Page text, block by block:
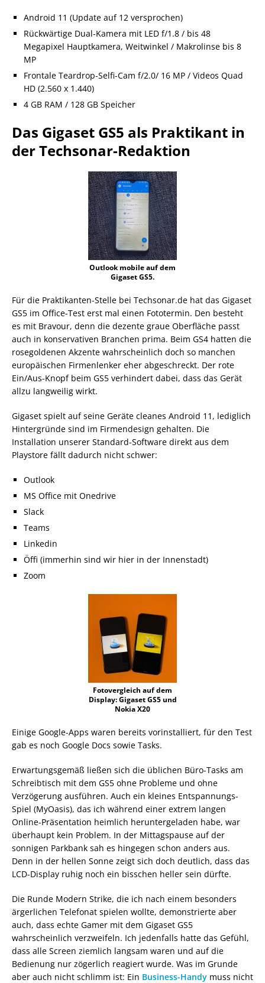
Android 11 (Update auf 12 versprochen)
Rückwärtige Dual-Kamera mit LED f/1.8 / bis 48
Megapixel Hauptkamera, Weitwinkel / Makrolinse bis 8
MP
Frontale Teardrop-Selfi-Cam f/2.0/ 16 MP / Videos Quad
HD (2.560 x 1.440)
4 GB RAM / 128 GB Speicher
Das Gigaset GS5 als Praktikant in
der Techsonar-Redaktion
Outlook mobile auf dem
Gigaset GS5.
Für die Praktikanten-Stelle bei Techsonar.de hat das Gigaset
GS5 im Office-Test erst mal einen Fototermin. Den besteht
es mit Bravour, denn die dezente graue Oberfläche passt
auch in konservativen Branchen prima. Beim GS4 hatten die
rosegoldenen Akzente wahrscheinlich doch so manchen
europäischen Firmenlenker eher abgeschreckt. Der rote
Ein/Aus-Knopf beim GS5 verhindert dabei, dass das Gerät
allzu langweilig wirkt.
Gigaset spielt auf seine Geräte cleanes Android 11, lediglich
Hintergründe sind im Firmendesign gehalten. Die
Installation unserer Standard-Software direkt aus dem
Playstore fällt dadurch nicht schwer:
Outlook
MS Office mit Onedrive
Slack
Teams
Linkedin
Öffi (immerhin sind wir hier in der Innenstadt)
Zoom
Fotovergleich auf dem
Display: Gigaset GS5 und
Nokia X20
Einige Google-Apps waren bereits vorinstalliert, für den Test
gab es noch Google Docs sowie Tasks.
Erwartungsgemäß ließen sich die üblichen Büro-Tasks am
Schreibtisch mit dem GS5 ohne Probleme und ohne
Verzögerung ausführen. Auch ein kleines Entspannungs-
Spiel (MyOasis), das ich während einer extrem langen
Online-Präsentation heimlich heruntergeladen habe, war
überhaupt kein Problem. In der Mittagspause auf der
sonnigen Parkbank sah es hingegen schon anders aus.
Denn in der hellen Sonne zeigt sich doch deutlich, dass das
LCD-Display ruhig noch ein bisschen heller sein dürfte.
Die Runde Modern Strike, die ich nach einem besonders
ärgerlichen Telefonat spielen wollte, demonstrierte aber
auch, dass echte Gamer mit dem Gigaset GS5
wahrscheinlich verzweifeln. Ich jedenfalls hatte das Gefühl,
dass alle Screen ziemlich langsam waren und auf die
Bedienung nur zögerlich reagiert wurde. Was im Grunde
aber auch nicht schlimm ist: Ein Business-Handy muss nicht